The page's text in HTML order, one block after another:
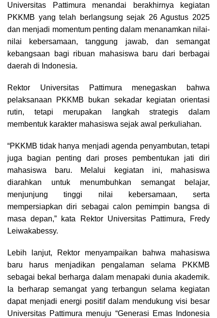
Universitas Pattimura menandai berakhirnya kegiatan
PKKMB yang telah berlangsung sejak 26 Agustus 2025
dan menjadi momentum penting dalam menanamkan nilai-
nilai kebersamaan, tanggung jawab, dan semangat
kebangsaan bagi ribuan mahasiswa baru dari berbagai
daerah di Indonesia.
Rektor Universitas Pattimura menegaskan bahwa
pelaksanaan PKKMB bukan sekadar kegiatan orientasi
rutin, tetapi merupakan langkah strategis dalam
membentuk karakter mahasiswa sejak awal perkuliahan.
“PKKMB tidak hanya menjadi agenda penyambutan, tetapi
juga bagian penting dari proses pembentukan jati diri
mahasiswa baru. Melalui kegiatan ini, mahasiswa
diarahkan untuk menumbuhkan semangat belajar,
menjunjung tinggi nilai kebersamaan, serta
mempersiapkan diri sebagai calon pemimpin bangsa di
masa depan,” kata Rektor Universitas Pattimura, Fredy
Leiwakabessy.
Lebih lanjut, Rektor menyampaikan bahwa mahasiswa
baru harus menjadikan pengalaman selama PKKMB
sebagai bekal berharga dalam menapaki dunia akademik.
Ia berharap semangat yang terbangun selama kegiatan
dapat menjadi energi positif dalam mendukung visi besar
Universitas Pattimura menuju “Generasi Emas Indonesia